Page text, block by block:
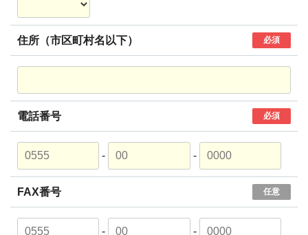
住所（市区町村名以下） 必須
電話番号 必須
- -
FAX番号 任意
- -